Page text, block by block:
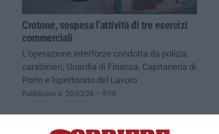
Crotone, sospesa l’attività di tre esercizi
commerciali
L’operazione interforze condotta da polizia,
carabinieri, Guardia di Finanza, Capitaneria di
Porto e Ispettorato del Lavoro
Pubblicato il: 20/03/26 – 9:10